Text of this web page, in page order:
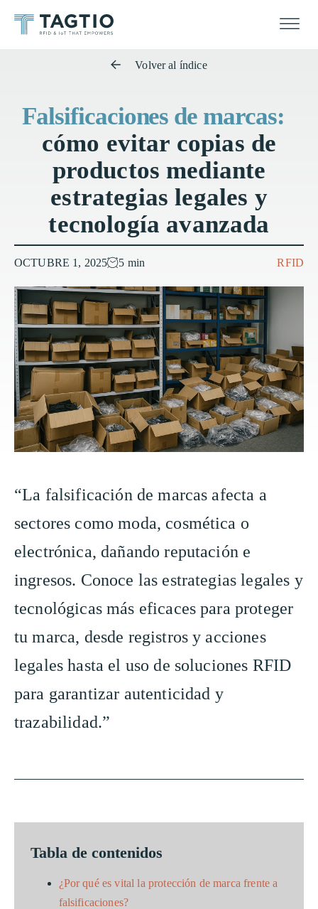
Volver al índice
Falsificaciones de marcas:
cómo evitar copias de
productos mediante
estrategias legales y
tecnología avanzada
OCTUBRE 1, 2025 5 min RFID
“La falsificación de marcas afecta a
sectores como moda, cosmética o
electrónica, dañando reputación e
ingresos. Conoce las estrategias legales y
tecnológicas más eficaces para proteger
tu marca, desde registros y acciones
legales hasta el uso de soluciones RFID
para garantizar autenticidad y
trazabilidad.”
Tabla de contenidos
¿Por qué es vital la protección de marca frente a
falsificaciones?